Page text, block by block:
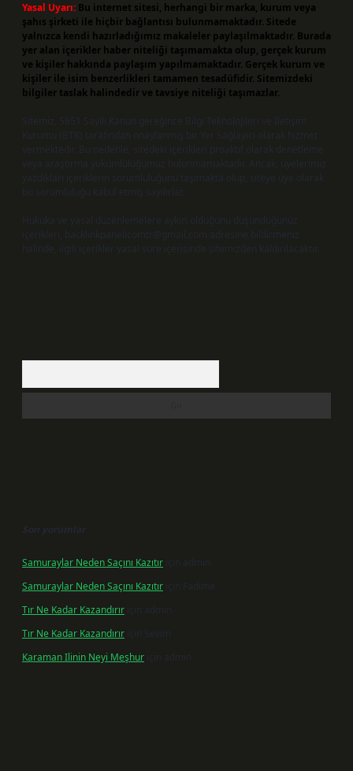
Yasal Uyarı: Bu internet sitesi, herhangi bir marka, kurum veya
şahıs şirketi ile hiçbir bağlantısı bulunmamaktadır. Sitede
yalnızca kendi hazırladığımız makaleler paylaşılmaktadır. Burada
yer alan içerikler haber niteliği taşımamakta olup, gerçek kurum
ve kişiler hakkında paylaşım yapılmamaktadır. Gerçek kurum ve
kişiler ile isim benzerlikleri tamamen tesadüfidir. Sitemizdeki
bilgiler taslak halindedir ve tavsiye niteliği taşımazlar.
Sitemiz, 5651 Sayılı Kanun gereğince Bilgi Teknolojileri ve İletişim
Kurumu (BTK) tarafından onaylanmış bir Yer Sağlayıcı olarak hizmet
vermektedir. Bu nedenle, sitedeki içerikleri proaktif olarak denetleme
veya araştırma yükümlülüğümüz bulunmamaktadır. Ancak, üyelerimiz
yazdıkları içeriklerin sorumluluğunu taşımakta olup, siteye üye olarak
bu sorumluluğu kabul etmiş sayılırlar.
Hukuka ve yasal düzenlemelere aykırı olduğunu düşündüğünüz
içerikleri, backlinkpanelicomtr@gmail.com adresine bildirmeniz
halinde, ilgili içerikler yasal süre içerisinde sitemizden kaldırılacaktır.
Son yorumlar
Samuraylar Neden Saçını Kazıtır için
admin
Samuraylar Neden Saçını Kazıtır için
Fadime
Tır Ne Kadar Kazandırır için
admin
Tır Ne Kadar Kazandırır için Sevim
Karaman Ilinin Neyi Meşhur için admin